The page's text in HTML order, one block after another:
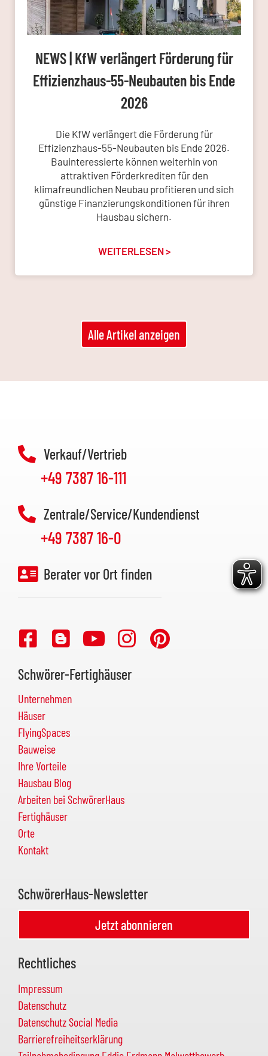
NEWS | KfW verlängert Förderung für
Effizienzhaus-55-Neubauten bis Ende
2026
Die KfW verlängert die Förderung für
Effizienzhaus-55-Neubauten bis Ende 2026.
Bauinteressierte können weiterhin von
attraktiven Förderkrediten für den
klimafreundlichen Neubau profitieren und sich
günstige Finanzierungskonditionen für ihren
Hausbau sichern.
WEITERLESEN >
Alle Artikel anzeigen
Verkauf/Vertrieb
+49 7387 16-111
Zentrale/Service/Kundendienst
+49 7387 16-0
Berater vor Ort finden
Schwörer-Fertighäuser
Unternehmen
Häuser
FlyingSpaces
Bauweise
Ihre Vorteile
Hausbau Blog
Arbeiten bei SchwörerHaus
Fertighäuser
Orte
Kontakt
SchwörerHaus-Newsletter
Jetzt abonnieren
Rechtliches
Impressum
Datenschutz
Datenschutz Social Media
Barrierefreiheitserklärung